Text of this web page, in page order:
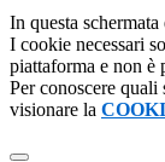
In questa
I cookie necessari
piattaforma e non è
Per conoscere
visionare la